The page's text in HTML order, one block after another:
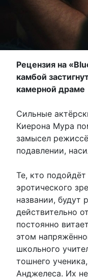
Рецензия на
камбой
камерной драме
Сильные
Киерона Мура
замысел
подавлении,
Те, кто подойдёт
эротического
названии, будут
действительно
постоянно
этом
школьного
тошнего
Анджелеса. Их